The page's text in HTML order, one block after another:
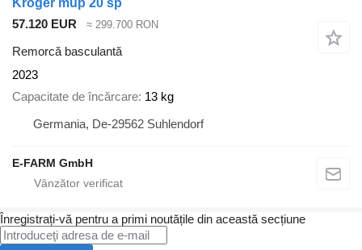
57.120 EUR
≈ 299.700 RON
Remorcă basculantă
2023
Capacitate de încărcare 13 kg
Germania, De-29562 Suhlendorf
E-FARM GmbH
Înregistrați-vă pentru a primi noutățile din această secțiune